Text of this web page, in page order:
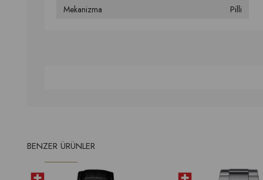
Mekanizma Pilli
BENZER ÜRÜNLER